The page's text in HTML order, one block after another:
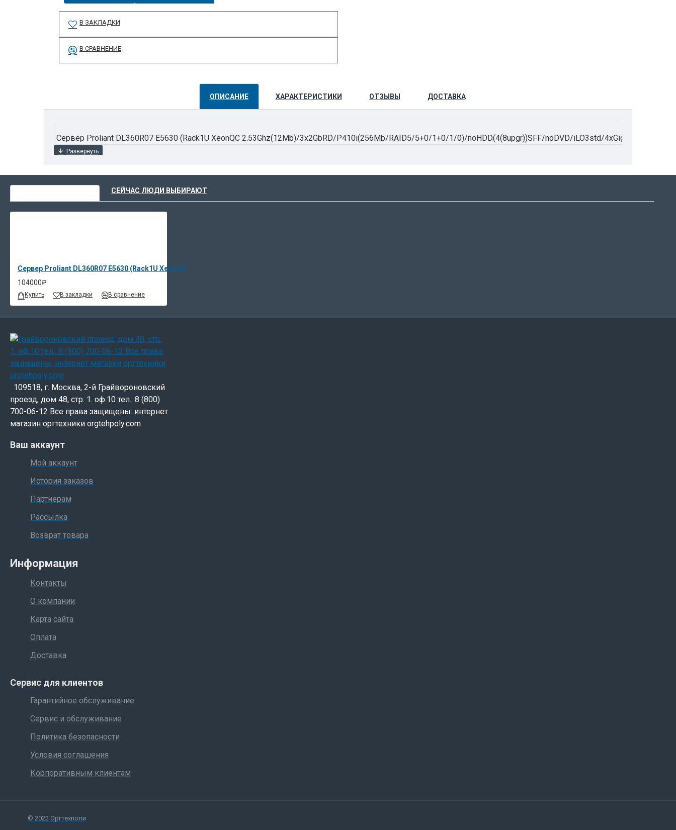
В ЗАКЛАДКИ
В СРАВНЕНИЕ
ОПИСАНИЕ ХАРАКТЕРИСТИКИ ОТЗЫВЫ ДОСТАВКА
Сервер Proliant DL360R07 E5630 (Rack1U XeonQC 2.53Ghz(12Mb)/3x2GbRD/P410i(256Mb/RAID5/5+0/1+0/1/0)/noHDD(4(8upgr))SFF/noDVD/iLO3std/4xGigEth/
СЕЙЧАС ЛЮДИ ВЫБИРАЮТ
Сервер Proliant DL360R07 E5630 (Rack1U XeonQC
104000₽
Купить В закладки В сравнение
109518, г. Москва, 2-й Грайвороновский
проезд, дом 48, стр. 1. оф.10 тел.: 8 (800)
700-06-12 Все права защищены. интернет
магазин оргтехники orgtehpoly.com
Ваш аккаунт
Мой аккаунт
История заказов
Партнерам
Рассылка
Возврат товара
Информация
Контакты
О компании
Карта сайта
Оплата
Доставка
Сервис для клиентов
Гарантийное обслуживание
Сервис и обслуживание
Политика безопасности
Условия соглашения
Корпоративным клиентам
© 2022 Оргтехполи